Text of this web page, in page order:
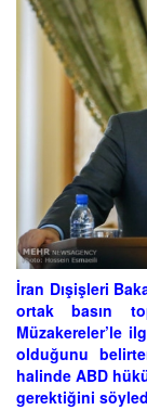
İran Dışişleri
ortak basın
Müzakereler’le
olduğunu
halinde ABD
gerektiğini